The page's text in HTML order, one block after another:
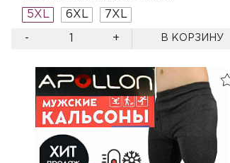
5XL
6XL 7XL
- + В КОРЗИНУ